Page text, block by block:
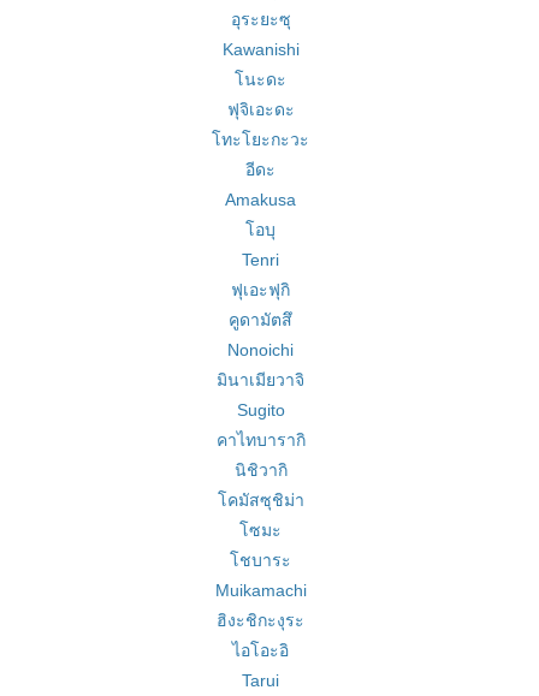
อุระยะซุ
Kawanishi
โนะดะ
ฟุจิเอะดะ
โทะโยะกะวะ
อีดะ
Amakusa
โอบุ
Tenri
ฟุเอะฟุกิ
คูดามัตสึ
Nonoichi
มินาเมียวาจิ
Sugito
คาไทบารากิ
นิชิวากิ
โคมัสซุชิม่า
โซมะ
โชบาระ
Muikamachi
ฮิงะชิกะงุระ
ไอโอะอิ
Tarui